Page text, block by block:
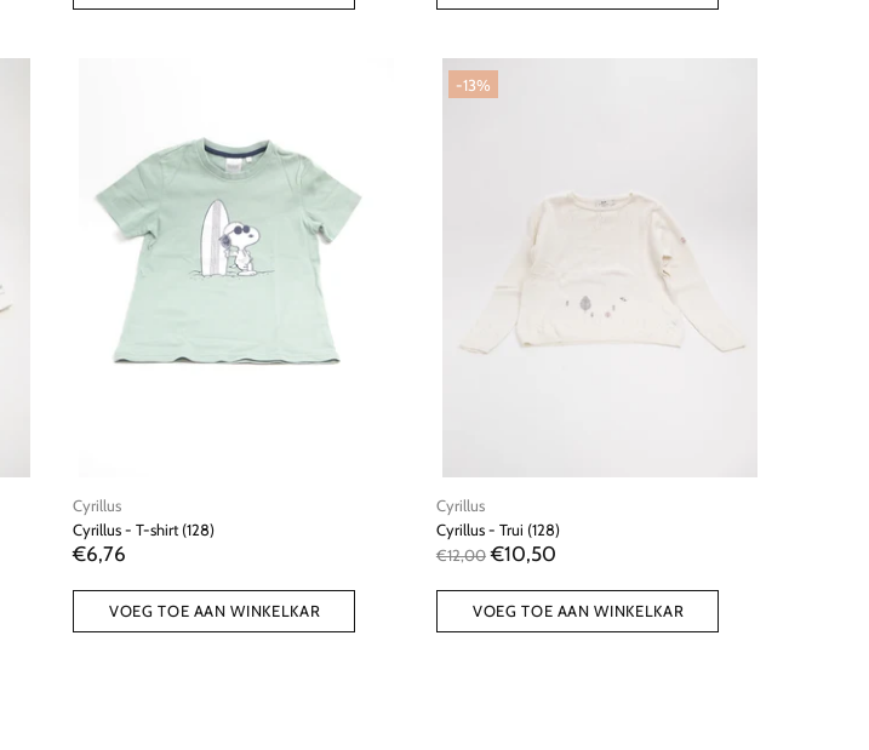
Cyrillus
Cyrillus - T-shirt (128)
€6,76
VOEG TOE AAN WINKELKAR
-13%
Cyrillus
Cyrillus - Trui (128)
€12,00 €10,50
VOEG TOE AAN WINKELKAR